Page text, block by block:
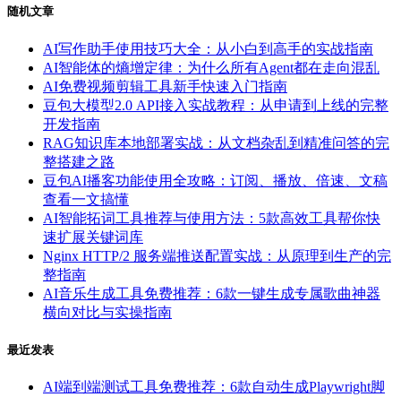
随机文章
AI写作助手使用技巧大全：从小白到高手的实战指南
AI智能体的熵增定律：为什么所有Agent都在走向混乱
AI免费视频剪辑工具新手快速入门指南
豆包大模型2.0 API接入实战教程：从申请到上线的完整
开发指南
RAG知识库本地部署实战：从文档杂乱到精准问答的完
整搭建之路
豆包AI播客功能使用全攻略：订阅、播放、倍速、文稿
查看一文搞懂
AI智能拓词工具推荐与使用方法：5款高效工具帮你快
速扩展关键词库
Nginx HTTP/2 服务端推送配置实战：从原理到生产的完
整指南
AI音乐生成工具免费推荐：6款一键生成专属歌曲神器
横向对比与实操指南
最近发表
AI端到端测试工具免费推荐：6款自动生成Playwright脚